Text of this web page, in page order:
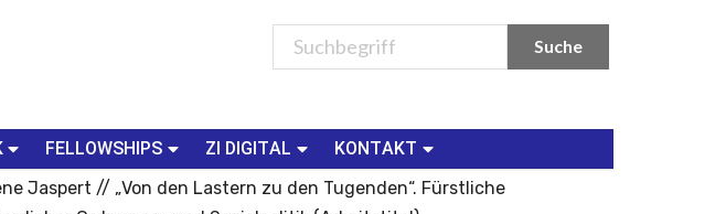
FELLOWSHIPS ZI DIGITAL
KONTAKT
Jaspert // „Von den Lastern zu den Tugenden“. Fürstliche